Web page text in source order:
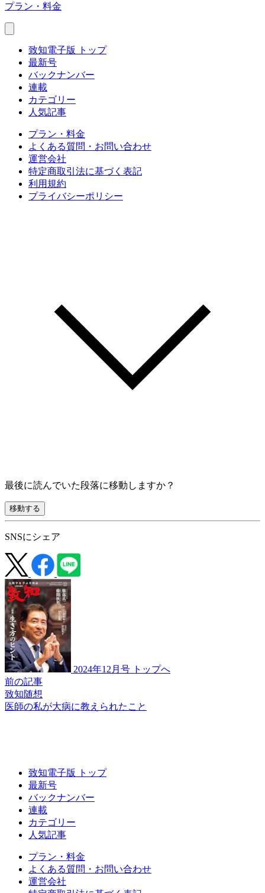
プラン・料金
致知電子版 トップ
最新号
バックナンバー
連載
カテゴリー
人気記事
プラン・料金
よくある質問・お問い合わせ
運営会社
特定商取引法に基づく表記
利用規約
プライバシーポリシー
最後に読んでいた段落に移動しますか？
移動する
SNSにシェア
2024年12月号 トップへ
前の記事
致知随想
医師の私が大病に教えられたこと
致知電子版 トップ
最新号
バックナンバー
連載
カテゴリー
人気記事
プラン・料金
よくある質問・お問い合わせ
運営会社